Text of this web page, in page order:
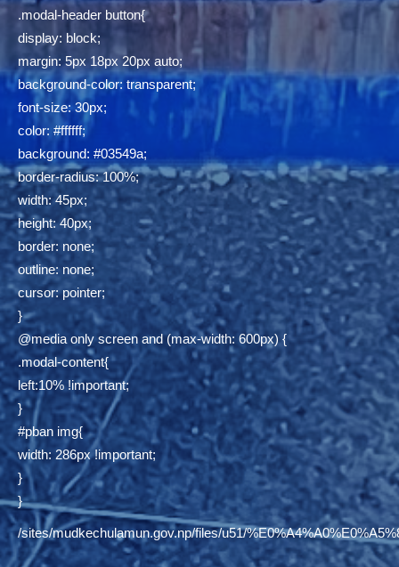
.modal-header button{
display: block;
margin: 5px 18px 20px auto;
background-color: transparent;
font-size: 30px;
color: #ffffff;
background: #03549a;
border-radius: 100%;
width: 45px;
height: 40px;
border: none;
outline: none;
cursor: pointer;
}
@media only screen and (max-width: 600px) {
.modal-content{
left:10% !important;
}
#pban img{
width: 286px !important;
}
}
/sites/mudkechulamun.gov.np/files/u51/